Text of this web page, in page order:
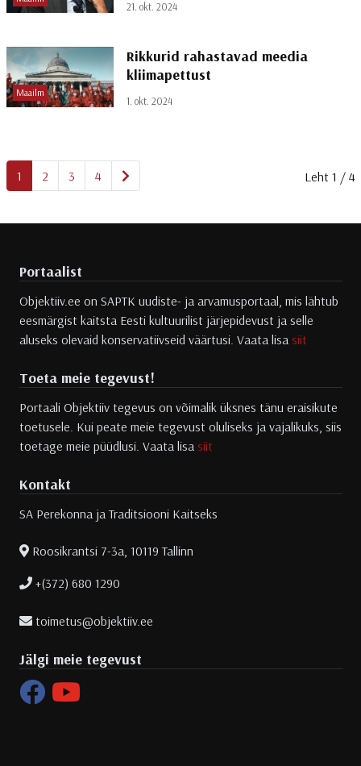
21. okt. 2024
Maailm
Rikkurid rahastavad meedia
kliimapettust
1. okt. 2024
1 2 3 4 Järgmine Leht 1 / 4
Portaalist
Objektiiv.ee on SAPTK uudiste- ja arvamusportaal, mis lähtub
eesmärgist kaitsta Eesti kultuurilist järjepidevust ja selle
aluseks olevaid konservatiivseid väärtusi. Vaata lisa siit
Toeta meie tegevust!
Portaali Objektiiv tegevus on võimalik üksnes tänu eraisikute
toetusele. Kui peate meie tegevust oluliseks ja vajalikuks, siis
toetage meie püüdlusi. Vaata lisa siit
Kontakt
SA Perekonna ja Traditsiooni Kaitseks
Roosikrantsi 7-3a, 10119 Tallinn
+(372) 680 1290
toimetus@objektiiv.ee
Jälgi meie tegevust